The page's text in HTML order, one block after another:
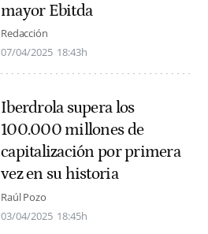
mayor Ebitda
Redacción
07/04/2025 18:43h
Iberdrola supera los
100.000 millones de
capitalización por primera
vez en su historia
Raúl Pozo
03/04/2025 18:45h